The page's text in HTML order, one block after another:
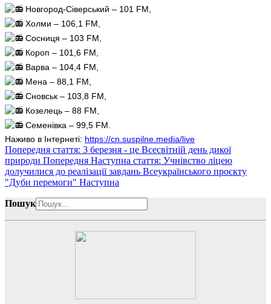
Новгород-Сіверський – 101 FM,
Холми – 106,1 FM,
Сосниця – 103 FM,
Короп – 101,6 FM,
Варва – 104,4 FM,
Мена – 88,1 FM,
Сновськ – 103,8 FM,
Козелець – 88 FM,
Семенівка – 99,5 FM.
Наживо в Інтернеті: https://cn.suspilne.media/live
Попередня стаття: 3 березня - це Всесвітній день дикої
природи Попередня Наступна стаття: Учнівство ліцею
долучилися до реалізації завдань Всеукраїнського проєкту
"Дуби перемоги" Наступна
Пошук